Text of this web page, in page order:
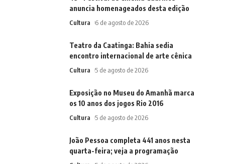
anuncia homenageados desta edição
Cultura 6 de agosto de 2026
Teatro da Caatinga: Bahia sedia
encontro internacional de arte cênica
Cultura 5 de agosto de 2026
Exposição no Museu do Amanhã marca
os 10 anos dos jogos Rio 2016
Cultura 5 de agosto de 2026
João Pessoa completa 441 anos nesta
quarta-feira; veja a programação